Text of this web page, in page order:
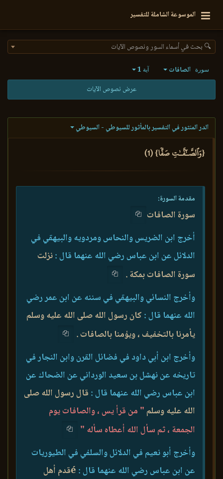
الموسوعة الشاملة للتفسير
🔍 بحث في أسماء السور ونصوص الآيات
سورة الصافات آية 1
عرض نصوص الآيات
الدر المنثور في التفسير بالمأثور للسيوطي - السيوطي
{وَٱلصَّـٰٓفَّـٰتِ صَفّٗا} (1)
مقدمة السورة:
سورة الصافات
أخرج ابن الضريس والنحاس ومردويه والبيهقي في
الدلائل عن ابن عباس رضي الله عنهما قال :نزلت
سورة الصافات بمكة .
وأخرج النسائي والبيهقي في سننه عن ابن عمر رضي
الله عنهما قال : كان رسول الله صلى الله عليه وسلم
يأمرنا بالتخفيف ، ويؤمنا بالصافات .
وأخرج ابن أبي داود في فضائل القرن وابن النجار في
تاريخه عن نهشل بن سعيد الورداني عن الضحاك عن
ابن عباس رضي الله عنهما قال : قال رسول الله صلى
الله عليه وسلم " من قرأ يس ، والصافات يوم
الجمعة ، ثم سأل الله أعطاه سأله "
وأخرج أبو نعيم في الدلائل والسلفي في الطيوريات
عن ابن عباس رضي الله عنهما قال : éقدم أهل